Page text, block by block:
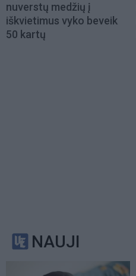
nuverstų medžių į
iškvietimus vyko beveik
50 kartų
NAUJI